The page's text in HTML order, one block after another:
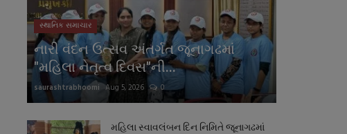
સ્થાનિક સમાચાર
નારી વંદન ઉત્સવ અંતર્ગત જૂનાગઢમાં
"મહિલા નેતૃત્વ દિવસ"ની...
saurashtrabhoomi Aug 5, 2026 0
મહિલા સ્વાવલંબન દિન નિમિતે જૂનાગઢમાં